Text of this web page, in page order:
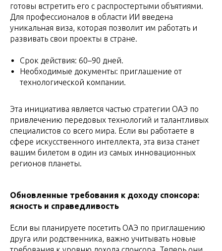
готовы встретить его с распростертыми объятиями.
Для профессионалов в области ИИ введена
уникальная виза, которая позволит им работать и
развивать свои проекты в стране.
Срок действия: 60–90 дней.
Необходимые документы: приглашение от
технологической компании.
Эта инициатива является частью стратегии ОАЭ по
привлечению передовых технологий и талантливых
специалистов со всего мира. Если вы работаете в
сфере искусственного интеллекта, эта виза станет
вашим билетом в один из самых инновационных
регионов планеты.
Обновленные требования к доходу спонсора:
ясность и справедливость
Если вы планируете посетить ОАЭ по приглашению
друга или родственника, важно учитывать новые